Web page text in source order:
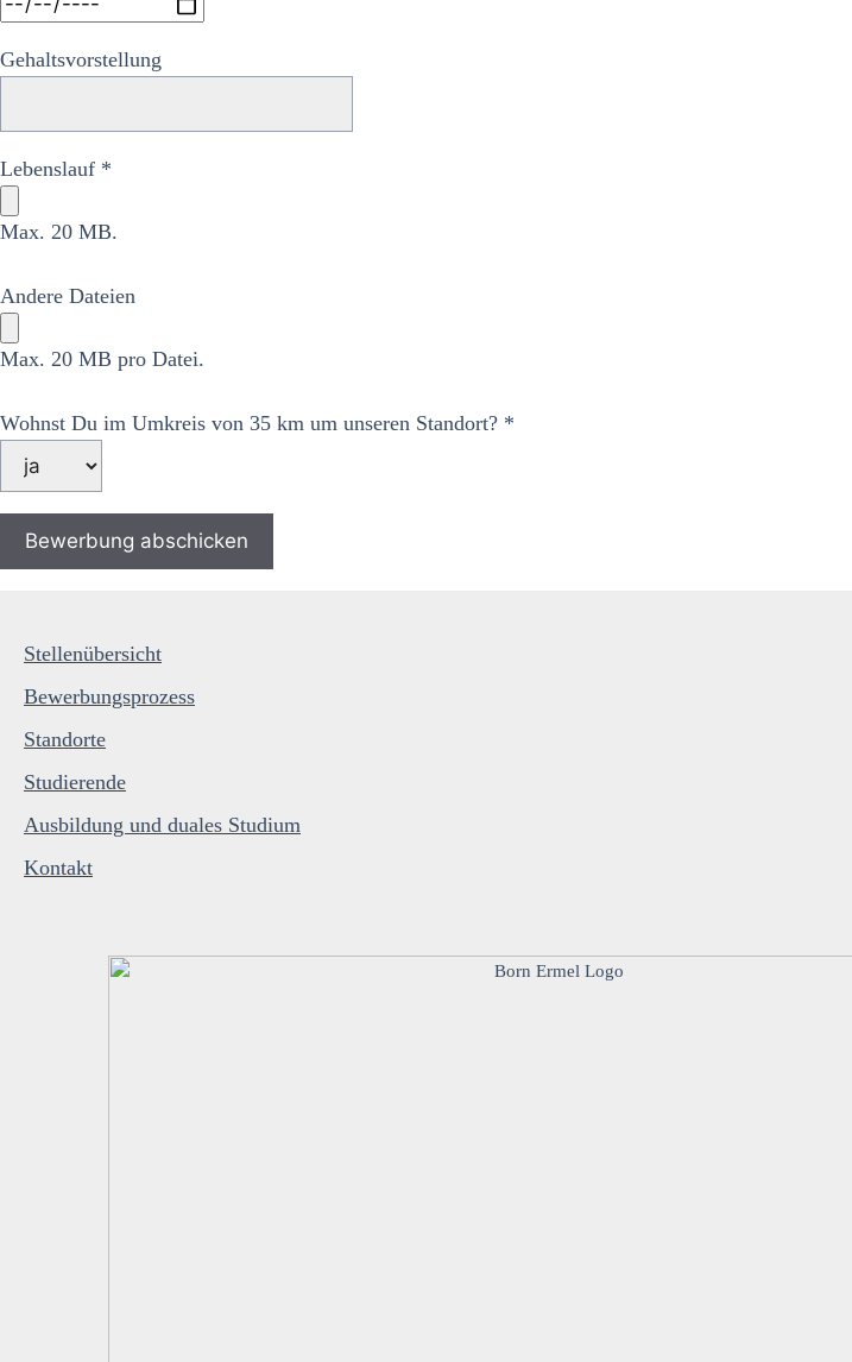
Gehaltsvorstellung
Lebenslauf *
Max. 20 MB.
Andere Dateien
Max. 20 MB pro Datei.
Wohnst Du im Umkreis von 35 km um unseren Standort? *
Stellenübersicht
Bewerbungsprozess
Standorte
Studierende
Ausbildung und duales Studium
Kontakt